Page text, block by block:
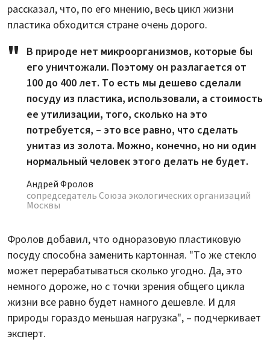
рассказал, что, по его мнению, весь цикл жизни
пластика обходится стране очень дорого.
В природе нет микроорганизмов, которые бы
его уничтожали. Поэтому он разлагается от
100 до 400 лет. То есть мы дешево сделали
посуду из пластика, использовали, а стоимость
ее утилизации, того, сколько на это
потребуется, – это все равно, что сделать
унитаз из золота. Можно, конечно, но ни один
нормальный человек этого делать не будет.
Андрей Фролов
сопредседатель Союза экологических организаций
Москвы
Фролов добавил, что одноразовую пластиковую
посуду способна заменить картонная. "То же стекло
может перерабатываться сколько угодно. Да, это
немного дороже, но с точки зрения общего цикла
жизни все равно будет намного дешевле. И для
природы гораздо меньшая нагрузка", – подчеркивает
эксперт.